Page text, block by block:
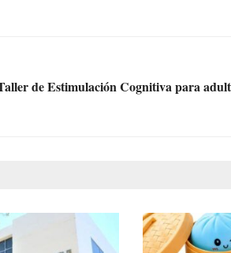
de Estimulación Cognitiva para